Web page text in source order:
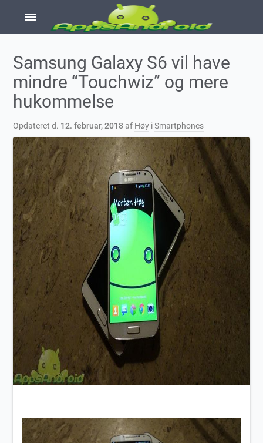
menu
Samsung Galaxy S6 vil have
mindre “Touchwiz” og mere
hukommelse
Opdateret d. 12. februar, 2018 af Høy iSmartphones